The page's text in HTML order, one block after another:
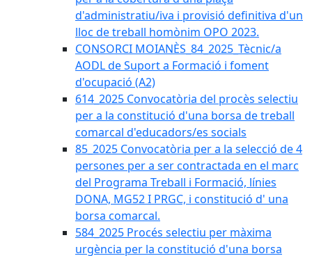
d'administratiu/iva i provisió definitiva d'un
lloc de treball homònim OPO 2023.
CONSORCI MOIANÈS_84_2025_Tècnic/a
AODL de Suport a Formació i foment
d'ocupació (A2)
614_2025 Convocatòria del procès selectiu
per a la constitució d'una borsa de treball
comarcal d'educadors/es socials
85_2025 Convocatòria per a la selecció de 4
persones per a ser contractada en el marc
del Programa Treball i Formació, línies
DONA, MG52 I PRGC, i constitució d' una
borsa comarcal.
584_2025 Procés selectiu per màxima
urgència per la constitució d'una borsa